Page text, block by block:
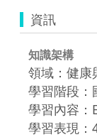
資訊
知識架構
領域：健康
學習階段：
學習內容：
學習表現：